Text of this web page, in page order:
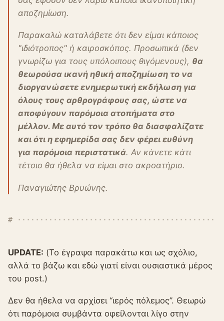
αποζημίωση.
Παρακαλώ καταλάβετε ότι δεν είμαι κάποιος
"ιδιότροπος" ή καιροσκόπος. Προσωπικά (δεν
γνωρίζω για τους υπόλοιπους θιγόμενους), θα
θεωρούσα ικανή ηθική αποζημίωση το να
διοργανώσετε ενημερωτική εκδήλωση για
όλους τους αρθρογράφους σας, ώστε να
αποφύγουν παρόμοια ατοπήματα στο
μέλλον. Με αυτό τον τρόπο θα διασφαλίζατε
και ότι η εφημερίδα σας δεν φέρει ευθύνη
για παρόμοια περιστατικά. Αν κάνετε κάτι
τέτοιο θα ήθελα να είμαι στο ακροατήριο.
Παναγιώτης Βρυώνης.
UPDATE: (Το έγραψα παρακάτω και ως σχόλιο,
αλλά το βάζω και εδώ γιατί είναι ουσιαστικά μέρος
του post.)
Δεν θα ήθελα να αρχίσει “ιερός πόλεμος”. Θεωρώ
ότι παρόμοια συμβάντα οφείλονται λίγο στην